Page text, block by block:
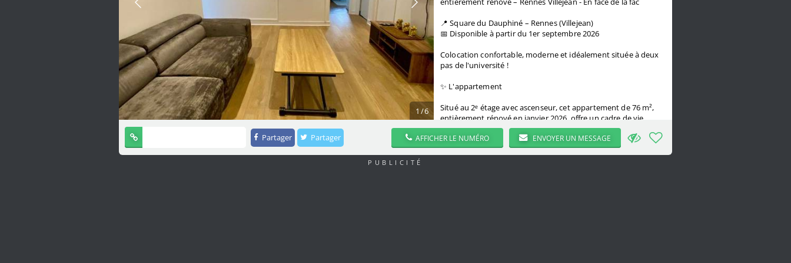
1 /6
📍 Square du Dauphiné – Rennes (Villejean)
📅 Disponible à partir du 1er septembre 2026
Colocation confortable, moderne et idéalement située à deux
pas de l'université !
✨ L'appartement
Situé au 2ᵉ étage avec ascenseur, cet appartement de 76 m²,
entièrement rénové en janvier 2026, offre un cadre de vie
agréable, lumineux et fonctionnel.
Vous partagerez le logement avec 3 étudiants de 19 à 21 ans,
Partager Partager AFFICHER LE NUMÉRO ENVOYER UN MESSAGE
PUBLICITÉ